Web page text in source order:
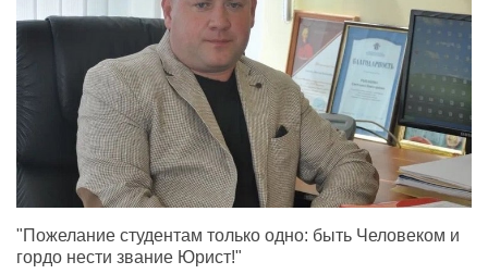
"Пожелание студентам только одно: быть Человеком и
гордо нести звание Юрист!"